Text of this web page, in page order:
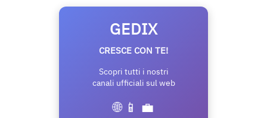
GEDIX
CRESCE CON TE!
Scopri tutti i nostri
canali ufficiali sul web
🌐 📱 💼